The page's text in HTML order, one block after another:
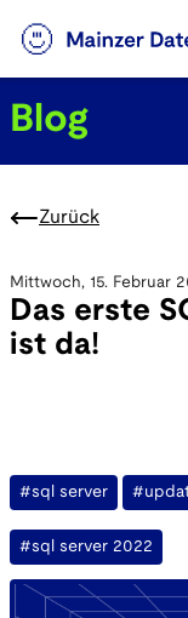
Blog
Zurück
Mittwoch, 15. Februar
Das erste
ist da!
#sql server
#sql server 2022